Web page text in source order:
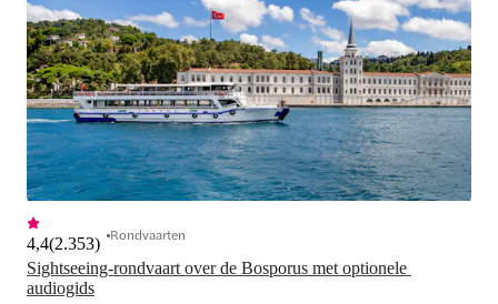
Sightseeing-rondvaart over de Bosporus met optionele
audiogids
4,4(2.353) Rondvaarten